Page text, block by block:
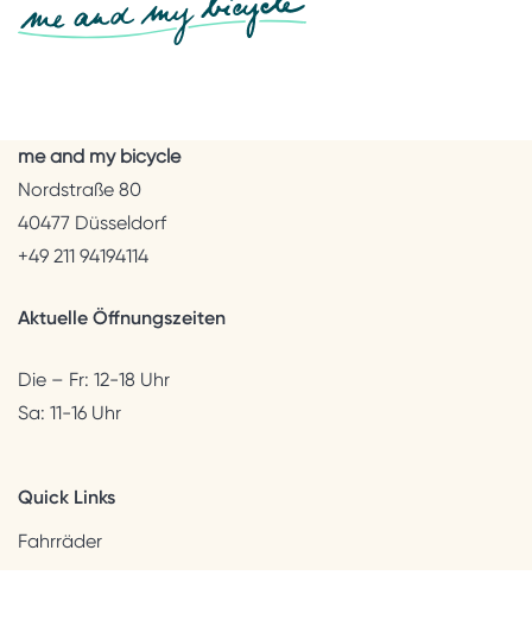
me and my bicycle
Nordstraße 80
40477 Düsseldorf
+49 211 94194114
Aktuelle Öffnungszeiten
Die – Fr: 12-18 Uhr
Sa: 11-16 Uhr
Quick Links
Fahrräder